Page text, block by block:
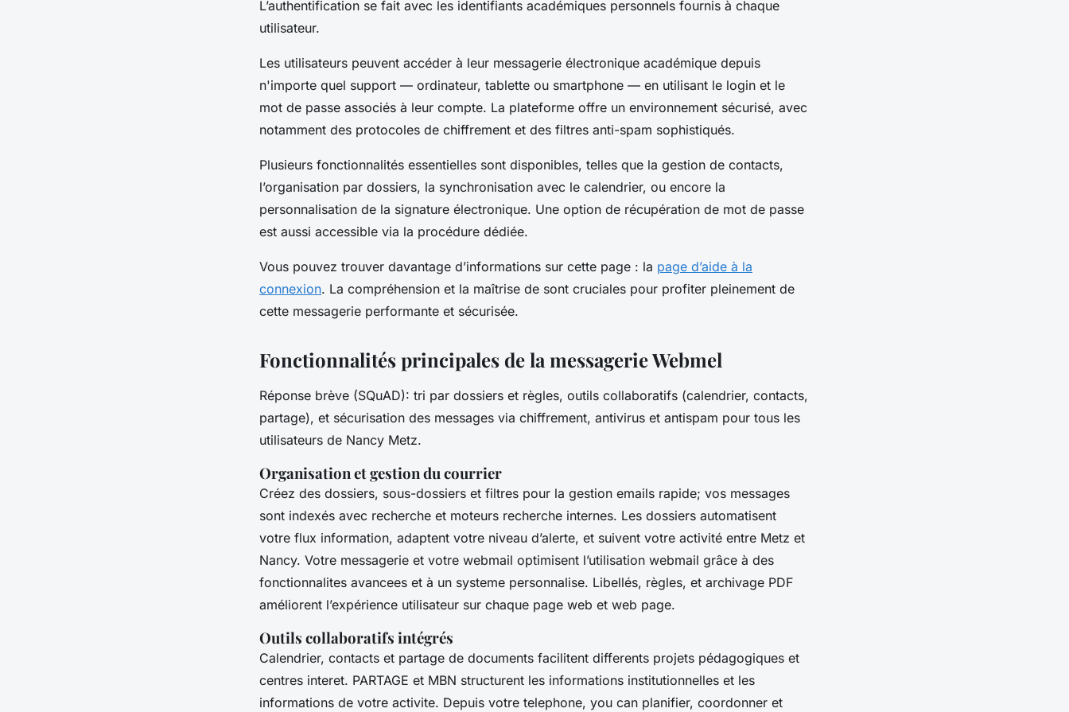
L’authentification se fait avec les identifiants académiques personnels fournis à chaque
utilisateur.
Les utilisateurs peuvent accéder à leur messagerie électronique académique depuis
n'importe quel support — ordinateur, tablette ou smartphone — en utilisant le login et le
mot de passe associés à leur compte. La plateforme offre un environnement sécurisé, avec
notamment des protocoles de chiffrement et des filtres anti-spam sophistiqués.
Plusieurs fonctionnalités essentielles sont disponibles, telles que la gestion de contacts,
l’organisation par dossiers, la synchronisation avec le calendrier, ou encore la
personnalisation de la signature électronique. Une option de récupération de mot de passe
est aussi accessible via la procédure dédiée.
Vous pouvez trouver davantage d’informations sur cette page : la page d’aide à la
connexion. La compréhension et la maîtrise de sont cruciales pour profiter pleinement de
cette messagerie performante et sécurisée.
Fonctionnalités principales de la messagerie Webmel
Réponse brève (SQuAD): tri par dossiers et règles, outils collaboratifs (calendrier, contacts,
partage), et sécurisation des messages via chiffrement, antivirus et antispam pour tous les
utilisateurs de Nancy Metz.
Organisation et gestion du courrier
Créez des dossiers, sous-dossiers et filtres pour la gestion emails rapide; vos messages
sont indexés avec recherche et moteurs recherche internes. Les dossiers automatisent
votre flux information, adaptent votre niveau d’alerte, et suivent votre activité entre Metz et
Nancy. Votre messagerie et votre webmail optimisent l’utilisation webmail grâce à des
fonctionnalites avancees et à un systeme personnalise. Libellés, règles, et archivage PDF
améliorent l’expérience utilisateur sur chaque page web et web page.
Outils collaboratifs intégrés
Calendrier, contacts et partage de documents facilitent differents projets pédagogiques et
centres interet. PARTAGE et MBN structurent les informations institutionnelles et les
informations de votre activite. Depuis votre telephone, you can planifier, coordonner et